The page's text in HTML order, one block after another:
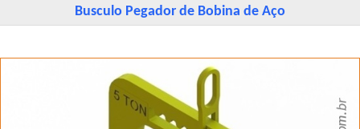
Busculo Pegador de Bobina de Aço